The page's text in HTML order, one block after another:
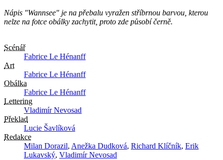
Nápis "Wannsee" je na přebalu vyražen stříbrnou barvou, kterou
nelze na fotce obálky zachytit, proto zde působí černě.
Scénář
Fabrice Le Hénanff
Art
Fabrice Le Hénanff
Obálka
Fabrice Le Hénanff
Lettering
Vladimír Nevosad
Překlad
Lucie Šavlíková
Redakce
Milan Dorazil, Anežka Dudková, Richard Klíčník, Erik
Lukavský, Vladimír Nevosad